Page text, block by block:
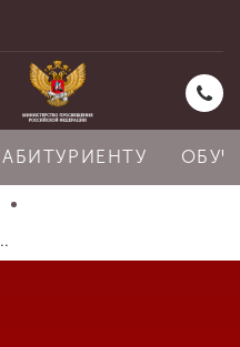
АБИТУРИЕНТУ